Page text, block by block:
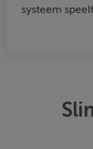
systeem